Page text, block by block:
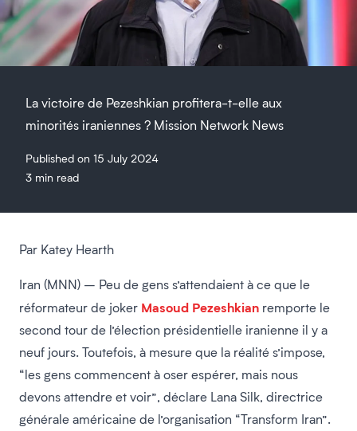
La victoire de Pezeshkian profitera-t-elle aux
minorités iraniennes ? Mission Network News
Published on 15 July 2024
3 min read
Par Katey Hearth
Iran (MNN) – Peu de gens s’attendaient à ce que le
réformateur de joker Masoud Pezeshkian remporte le
second tour de l’élection présidentielle iranienne il y a
neuf jours. Toutefois, à mesure que la réalité s’impose,
“les gens commencent à oser espérer, mais nous
devons attendre et voir”, déclare Lana Silk, directrice
générale américaine de l’organisation “Transform Iran”.